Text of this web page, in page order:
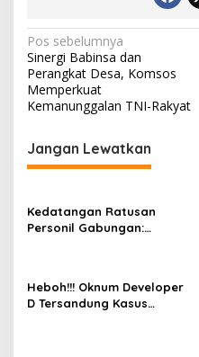
Navigasi
pos
Pos sebelumnya
Sinergi Babinsa dan
Perangkat Desa, Komsos
Memperkuat
Kemanunggalan TNI-Rakyat
Jangan Lewatkan
Kedatangan Ratusan
Personil Gabungan:
Heboh!!! Oknum Developer
D Tersandung Kasus